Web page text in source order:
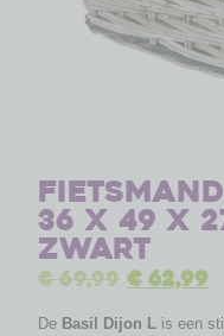
36 x 49 x
zwart
€69,99 €62,99
De Basil Dijon L is een